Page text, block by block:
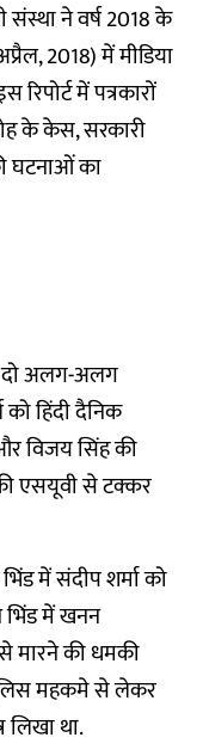
संस्था ने वर्ष 2018 के
2018) में मीडिया
में पत्रकारों
के केस, सरकारी
घटनाओं का
दो अलग-अलग
हिंदी दैनिक
विजय सिंह की
एसयूवी से टक्कर
में संदीप शर्मा को
भिंड में खनन
मारने की धमकी
महकमे से लेकर
लिखा था.